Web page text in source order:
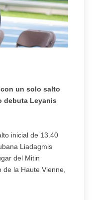
un solo salto
debuta Leyanis
inicial de 13.40
Liadagmis
del Mitin
de la Haute Vienne,